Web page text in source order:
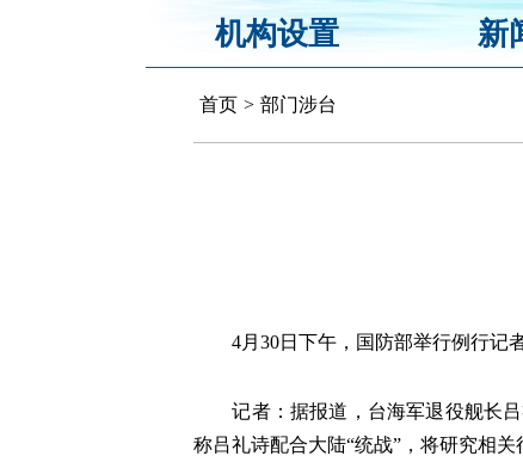
机构设置 新
首页 > 部门涉台
4月30日下午，国防部举行例行记者
记者：据报道，台海军退役舰长吕
称吕礼诗配合大陆“统战”，将研究相